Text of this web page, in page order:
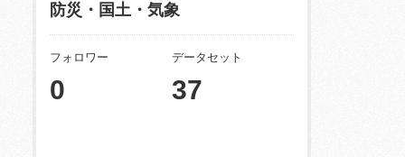
防災・国土・気象
フォロワー
0
データセット
37